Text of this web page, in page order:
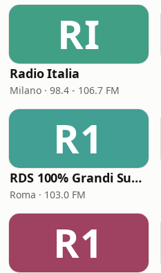
RI
Radio Italia
Milano · 98.4 - 106.7 FM
R1
RDS 100% Grandi Successi
Roma · 103.0 FM
R1